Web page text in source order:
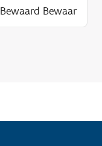
i
g
Bewaard Bewaar